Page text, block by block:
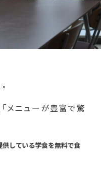
「メニューが豊富で驚
している学食を無料で食